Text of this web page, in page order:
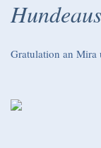
Gratulation an